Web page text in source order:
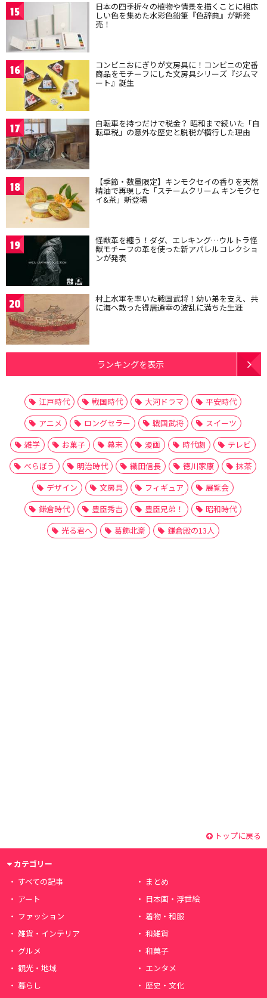
15 日本の四季折々の植物や情景を描くことに相応
しい色を集めた水彩色鉛筆『色辞典』が新発
売！
16 コンビニおにぎりが文房具に！コンビニの定番
商品をモチーフにした文房具シリーズ『ジムマ
ート』誕生
17 自転車を持つだけで税金？ 昭和まで続いた「自
転車税」の意外な歴史と脱税が横行した理由
18 【季節・数量限定】キンモクセイの香りを天然
精油で再現した「スチームクリーム キンモクセ
イ&茶」新登場
19 怪獣革を纏う！ダダ、エレキング…ウルトラ怪
獣モチーフの革を使った新アパレルコレクショ
ンが発表
20 村上水軍を率いた戦国武将！幼い弟を支え、共
に海へ散った得居通幸の波乱に満ちた生涯
ランキングを表示
江戸時代 戦国時代 大河ドラマ
平安時代
アニメ
ロングセラー 戦国武将
スイーツ
雑学
お菓子 幕末 漫画 時代劇
テレビ
べらぼう
明治時代 織田信長 徳川家康
抹茶
デザイン
文房具 フィギュア
展覧会
鎌倉時代
豊臣秀吉 豊臣兄弟！
昭和時代
光る君へ
葛飾北斎 鎌倉殿の13人
トップに戻る
カテゴリー
すべての記事
まとめ
アート
日本画・浮世絵
ファッション
着物・和服
雑貨・インテリア
和雑貨
グルメ
和菓子
観光・地域
エンタメ
暮らし
歴史・文化